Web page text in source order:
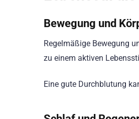
Bewegung und
Regelmäßige Bewegung
zu einem aktiven
Eine gute Durchblutung